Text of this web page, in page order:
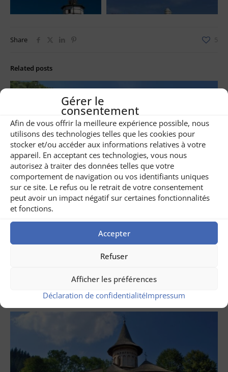
Gérer le
consentement
Afin de vous offrir la meilleure expérience possible, nous
utilisons des technologies telles que les cookies pour
stocker et/ou accéder aux informations relatives à votre
appareil. En acceptant ces technologies, vous nous
autorisez à traiter des données telles que votre
comportement de navigation ou vos identifiants uniques
sur ce site. Le refus ou le retrait de votre consentement
peut avoir un impact négatif sur certaines fonctionnalités
et fonctions.
Accepter
Refuser
Afficher les préférences
Déclaration de confidentialitéImpressum
Share 5
Related posts
Circuit dans le Banat, Roumanie